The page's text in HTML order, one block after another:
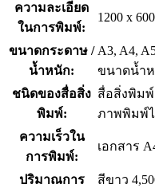
ความละเอียด
ในการพิมพ์:
1200 x
ขนาดกระดาษ /
น้ำหนัก:
A3, A4,
ขนาดน้ำห
ชนิดของสื่อสิ่ง
พิมพ์:
สื่อสิ่งพิม
ภาพพิมพ์ไ
ความเร็วใน
การพิมพ์:
เอกสาร
ปริมาณการ
สีขาว